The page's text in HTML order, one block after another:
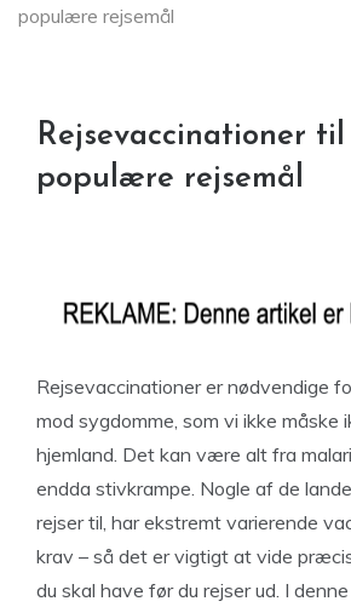
populære rejsemål
Rejsevaccinationer til
populære rejsemål
Rejsevaccinationer er nødvendige
mod sygdomme, som vi ikke måske
hjemland. Det kan være alt fra
endda stivkrampe. Nogle af de
rejser til, har ekstremt varierende
krav – så det er vigtigt at vide
du skal have før du rejser ud. I